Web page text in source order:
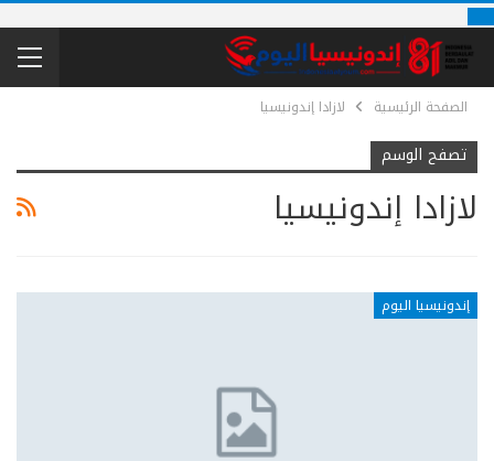
الصفحة الرئيسية لازادا إندونيسيا
تصفح الوسم
لازادا إندونيسيا
إندونيسيا اليوم